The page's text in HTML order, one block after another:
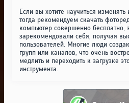
Если вы хотите научиться изменять
тогда рекомендуем скачать
компьютер совершенно
зарекомендовали себя, получая
пользователей. Многие люди
групп или каналов, что очень
медлить и переходить к загрузке
инструмента.